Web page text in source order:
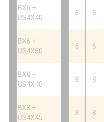
BX6 +
US4X40
6 6
BX6 +
US4X50
6 6
BX8 +
US4X40
8 8
BX8 +
US4X45
8 8